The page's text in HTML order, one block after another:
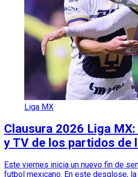
Liga MX
Clausura 2026 Liga
y TV de los partidos de
Este viernes inicia un nuevo fin de
futbol mexicano. En este desglose, la